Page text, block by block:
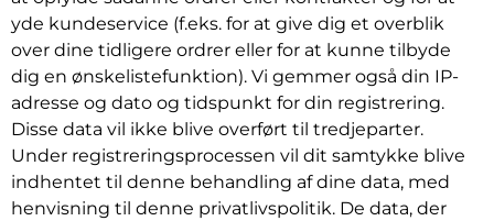
yde kundeservice (f.eks. for at give dig et overblik
over dine tidligere ordrer eller for at kunne tilbyde
dig en ønskelistefunktion). Vi gemmer også din IP-
adresse og dato og tidspunkt for din registrering.
Disse data vil ikke blive overført til tredjeparter.
Under registreringsprocessen vil dit samtykke blive
indhentet til denne behandling af dine data, med
henvisning til denne privatlivspolitik. De data, der